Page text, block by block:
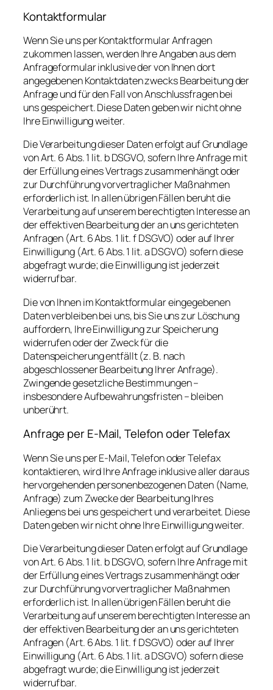
Kontaktformular
Wenn Sie uns per Kontaktformular Anfragen
zukommen lassen, werden Ihre Angaben aus dem
Anfrageformular inklusive der von Ihnen dort
angegebenen Kontaktdaten zwecks Bearbeitung der
Anfrage und für den Fall von Anschlussfragen bei
uns gespeichert. Diese Daten geben wir nicht ohne
Ihre Einwilligung weiter.
Die Verarbeitung dieser Daten erfolgt auf Grundlage
von Art. 6 Abs. 1 lit. b DSGVO, sofern Ihre Anfrage mit
der Erfüllung eines Vertrags zusammenhängt oder
zur Durchführung vorvertraglicher Maßnahmen
erforderlich ist. In allen übrigen Fällen beruht die
Verarbeitung auf unserem berechtigten Interesse an
der effektiven Bearbeitung der an uns gerichteten
Anfragen (Art. 6 Abs. 1 lit. f DSGVO) oder auf Ihrer
Einwilligung (Art. 6 Abs. 1 lit. a DSGVO) sofern diese
abgefragt wurde; die Einwilligung ist jederzeit
widerrufbar.
Die von Ihnen im Kontaktformular eingegebenen
Daten verbleiben bei uns, bis Sie uns zur Löschung
auffordern, Ihre Einwilligung zur Speicherung
widerrufen oder der Zweck für die
Datenspeicherung entfällt (z. B. nach
abgeschlossener Bearbeitung Ihrer Anfrage).
Zwingende gesetzliche Bestimmungen –
insbesondere Aufbewahrungsfristen – bleiben
unberührt.
Anfrage per E-Mail, Telefon oder Telefax
Wenn Sie uns per E-Mail, Telefon oder Telefax
kontaktieren, wird Ihre Anfrage inklusive aller daraus
hervorgehenden personenbezogenen Daten (Name,
Anfrage) zum Zwecke der Bearbeitung Ihres
Anliegens bei uns gespeichert und verarbeitet. Diese
Daten geben wir nicht ohne Ihre Einwilligung weiter.
Die Verarbeitung dieser Daten erfolgt auf Grundlage
von Art. 6 Abs. 1 lit. b DSGVO, sofern Ihre Anfrage mit
der Erfüllung eines Vertrags zusammenhängt oder
zur Durchführung vorvertraglicher Maßnahmen
erforderlich ist. In allen übrigen Fällen beruht die
Verarbeitung auf unserem berechtigten Interesse an
der effektiven Bearbeitung der an uns gerichteten
Anfragen (Art. 6 Abs. 1 lit. f DSGVO) oder auf Ihrer
Einwilligung (Art. 6 Abs. 1 lit. a DSGVO) sofern diese
abgefragt wurde; die Einwilligung ist jederzeit
widerrufbar.